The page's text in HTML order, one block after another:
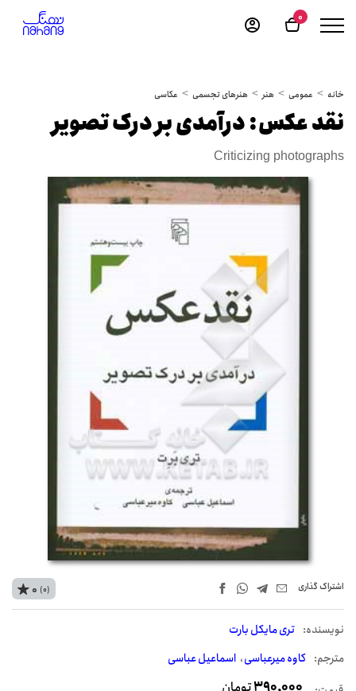
0
خانه عمومی هنر هنرهای تجسمی عکاسی
نقد عکس: درآمدی بر درک تصویر
Criticizing photographs
اشتراک‌ گذاری
نويسنده: تری مایکل بارت
مترجم: کاوه میرعباسی اسماعیل عباسی
0 (0)